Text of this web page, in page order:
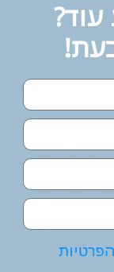
עוד?